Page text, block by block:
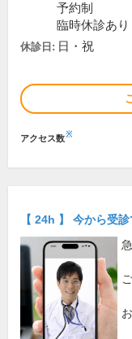
予約制
臨時休診あり
休診日: 日・祝
アクセス数※
【 24h 】 今から受